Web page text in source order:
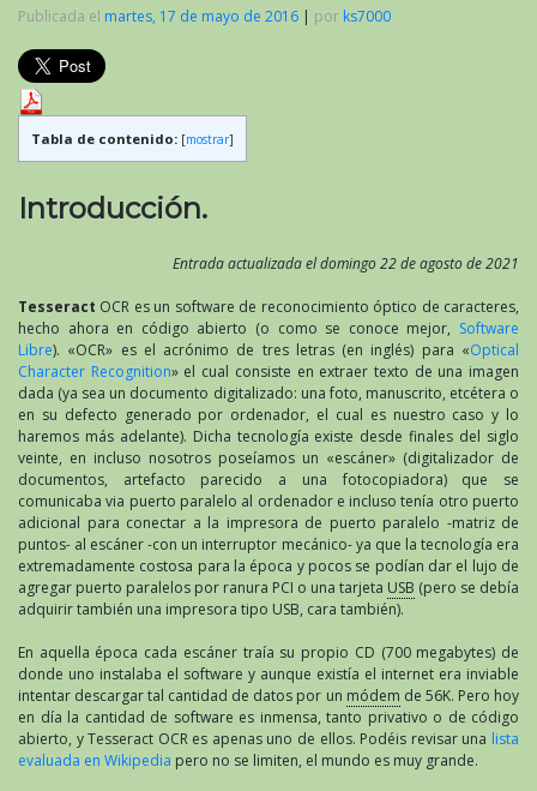
Publicada el martes, 17 de mayo de 2016 | por ks7000
Tabla de contenido: [mostrar]
Introducción.
Entrada actualizada el domingo 22 de agosto de 2021
Tesseract OCR es un software de reconocimiento óptico de caracteres,
hecho ahora en código abierto (o como se conoce mejor, Software
Libre). «OCR» es el acrónimo de tres letras (en inglés) para «Optical
Character Recognition» el cual consiste en extraer texto de una imagen
dada (ya sea un documento digitalizado: una foto, manuscrito, etcétera o
en su defecto generado por ordenador, el cual es nuestro caso y lo
haremos más adelante). Dicha tecnología existe desde finales del siglo
veinte, en incluso nosotros poseíamos un «escáner» (digitalizador de
documentos, artefacto parecido a una fotocopiadora) que se
comunicaba via puerto paralelo al ordenador e incluso tenía otro puerto
adicional para conectar a la impresora de puerto paralelo -matriz de
puntos- al escáner -con un interruptor mecánico- ya que la tecnología era
extremadamente costosa para la época y pocos se podían dar el lujo de
agregar puerto paralelos por ranura PCI o una tarjeta USB (pero se debía
adquirir también una impresora tipo USB, cara también).
En aquella época cada escáner traía su propio CD (700 megabytes) de
donde uno instalaba el software y aunque existía el internet era inviable
intentar descargar tal cantidad de datos por un módem de 56K. Pero hoy
en día la cantidad de software es inmensa, tanto privativo o de código
abierto, y Tesseract OCR es apenas uno de ellos. Podéis revisar una lista
evaluada en Wikipedia pero no se limiten, el mundo es muy grande.